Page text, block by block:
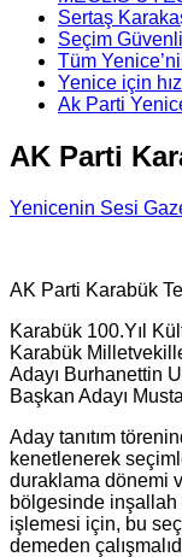
Sertaş
Seçim
Tüm
Yenice için
Ak Parti
AK Parti
Yenicenin Sesi
AK Parti Karabük
Karabük 100.Yıl
Karabük
Adayı Burhanettin
Başkan Adayı
Aday tanıtım
kenetlenerek
duraklama dönemi
bölgesinde inşallah
işlemesi için, bu
demeden